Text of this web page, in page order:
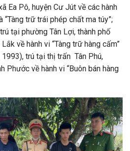
Ea Pô, huyện Cư Jút về các hành
“Tàng trữ trái phép chất ma túy”;
tại phường Tân Lợi, thành phố
về hành vi “Tàng trữ hàng cấm”
trú tại thị trấn Tân Phú,
Phước về hành vi “Buôn bán hàng